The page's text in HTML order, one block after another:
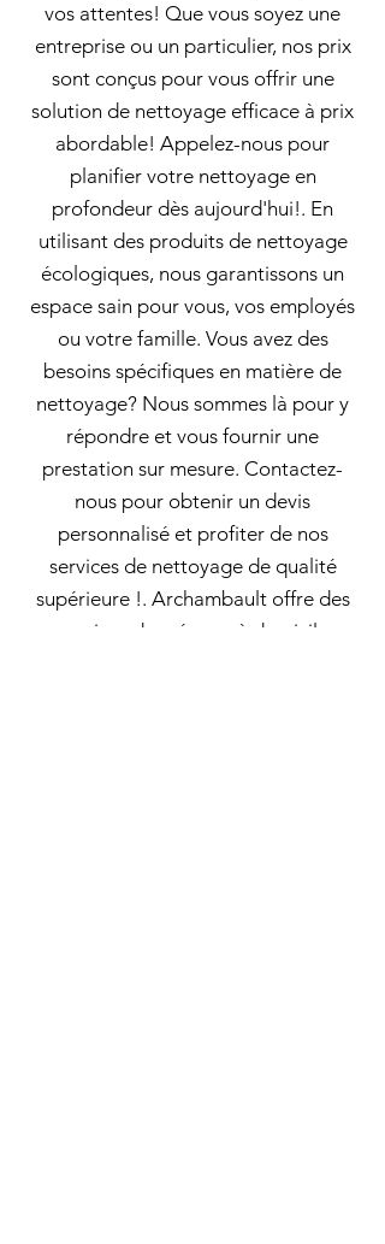
vos attentes! Que vous soyez une
entreprise ou un particulier, nos prix
sont conçus pour vous offrir une
solution de nettoyage efficace à prix
abordable! Appelez-nous pour
planifier votre nettoyage en
profondeur dès aujourd'hui!. En
utilisant des produits de nettoyage
écologiques, nous garantissons un
espace sain pour vous, vos employés
ou votre famille. Vous avez des
besoins spécifiques en matière de
nettoyage? Nous sommes là pour y
répondre et vous fournir une
prestation sur mesure. Contactez-
nous pour obtenir un devis
personnalisé et profiter de nos
services de nettoyage de qualité
supérieure !. Archambault offre des
services de ménage à domicile